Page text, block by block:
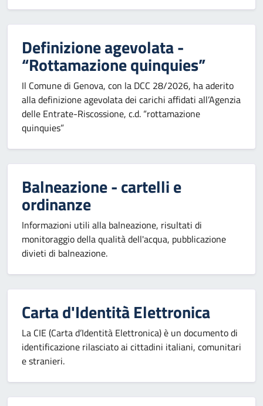
Definizione agevolata -
“Rottamazione quinquies”
Il Comune di Genova, con la DCC 28/2026, ha aderito
alla definizione agevolata dei carichi affidati all’Agenzia
delle Entrate-Riscossione, c.d. “rottamazione
quinquies”
Balneazione - cartelli e
ordinanze
Informazioni utili alla balneazione, risultati di
monitoraggio della qualità dell'acqua, pubblicazione
divieti di balneazione.
Carta d'Identità Elettronica
La CIE (Carta d’Identità Elettronica) è un documento di
identificazione rilasciato ai cittadini italiani, comunitari
e stranieri.